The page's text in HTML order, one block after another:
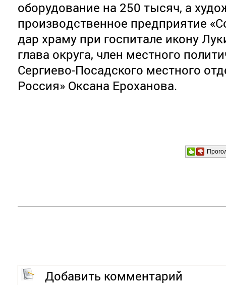
оборудование на 250 тысяч, а
производственное предприятие
дар храму при госпитале икону
глава округа, член местного
Сергиево-Посадского местного
Россия» Оксана Ероханова.
Добавить комментарий